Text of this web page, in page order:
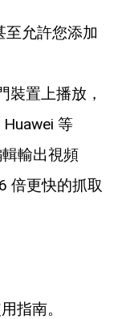
至允許您添加
裝置上播放，
等
輸出視頻
倍更快的抓取
指南。